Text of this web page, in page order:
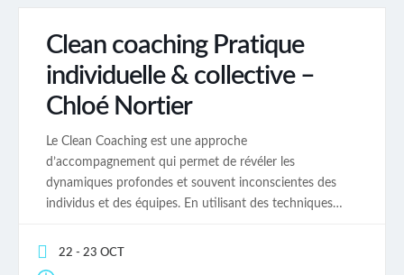
Clean coaching Pratique
individuelle & collective –
Chloé Nortier
Le Clean Coaching est une approche
d’accompagnement qui permet de révéler les
dynamiques profondes et souvent inconscientes des
individus et des équipes. En utilisant des techniques
comme le Clean Space, cette méthode vous aide à
22 - 23 OCT